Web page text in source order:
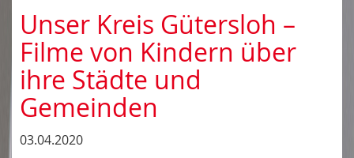
Unser Kreis Gütersloh –
Filme von Kindern über
ihre Städte und
Gemeinden
03.04.2020